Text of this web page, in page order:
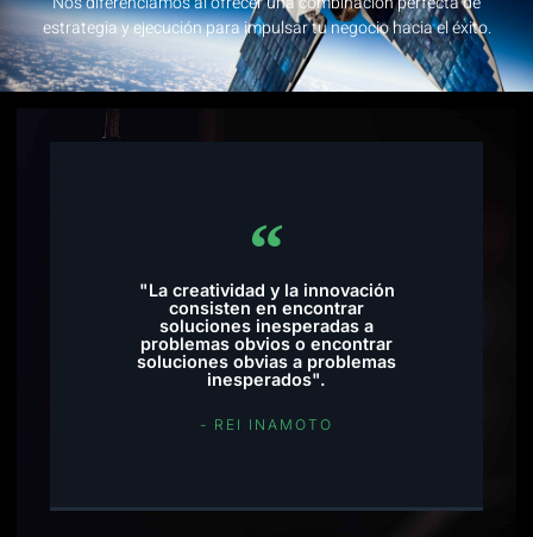
estrategia y ejecución para impulsar tu negocio hacia el éxito.
"La creatividad y la innovación
consisten en encontrar
soluciones inesperadas a
problemas obvios o encontrar
soluciones obvias a problemas
inesperados".
- REI INAMOTO